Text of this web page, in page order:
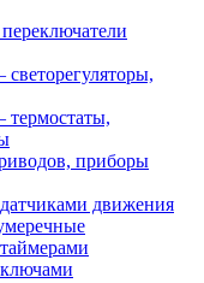
приборы
движения